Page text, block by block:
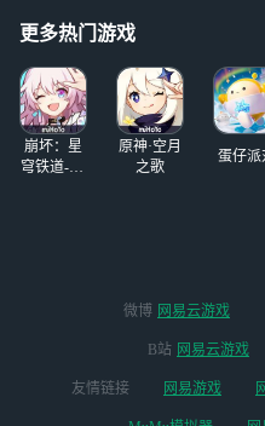
难想象这是25年的游戏
更多热门游戏
崩坏：星
穹铁道-4.4
原神·空月
之歌
蛋仔派
微博 网易云游戏
B站 网易云游戏
友情链接 网易游戏